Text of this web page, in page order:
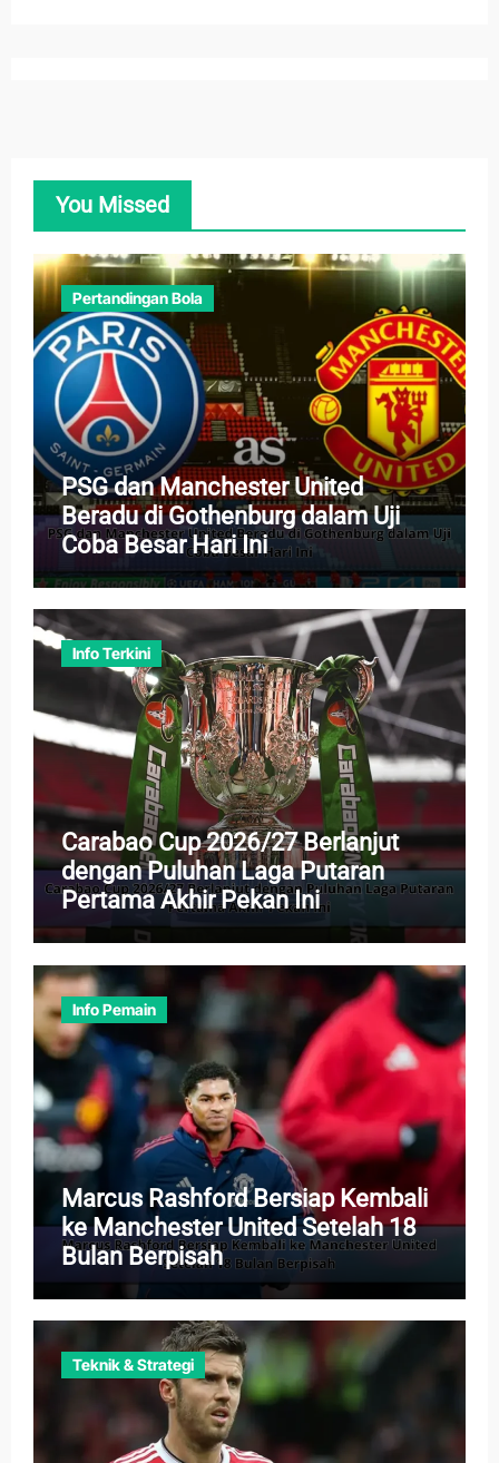
You Missed
Pertandingan Bola
PSG dan Manchester United
Beradu di Gothenburg dalam Uji
Coba Besar Hari Ini
Info Terkini
Carabao Cup 2026/27 Berlanjut
dengan Puluhan Laga Putaran
Pertama Akhir Pekan Ini
Info Pemain
Marcus Rashford Bersiap Kembali
ke Manchester United Setelah 18
Bulan Berpisah
Teknik & Strategi